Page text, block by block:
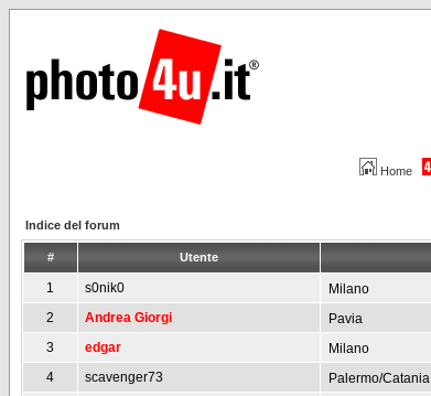
Home
Indice del forum
# Utente
1 s0nik0 Milano
2
Andrea Giorgi Pavia
3
edgar Milano
4
scavenger73 Palermo/Catania